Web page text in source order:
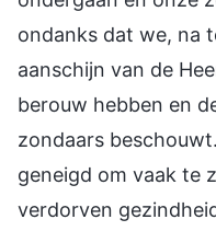
ondanks dat we, na
aanschijn van de
berouw hebben en
zondaars
geneigd om vaak te
verdorven